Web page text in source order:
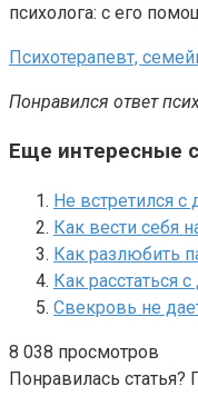
психолога: с его
Психотерапевт,
Понравился ответ
Еще интересные
Не встретился с
Как вести себя
Как разлюбить
Как расстаться
Свекровь не
8 038 просмотров
Понравилась статья?